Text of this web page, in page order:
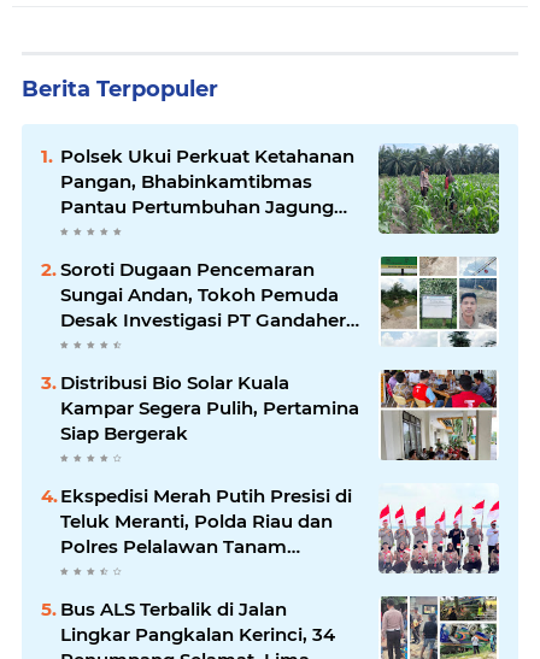
Berita Terpopuler
Polsek Ukui Perkuat Ketahanan
Pangan, Bhabinkamtibmas
Pantau Pertumbuhan Jagung
Petani di Desa Air Hitam
Soroti Dugaan Pencemaran
Sungai Andan, Tokoh Pemuda
Desak Investigasi PT Gandahera
Hendana
Distribusi Bio Solar Kuala
Kampar Segera Pulih, Pertamina
Siap Bergerak
Ekspedisi Merah Putih Presisi di
Teluk Meranti, Polda Riau dan
Polres Pelalawan Tanam
Mangrove Demi Negeri
Bus ALS Terbalik di Jalan
Lingkar Pangkalan Kerinci, 34